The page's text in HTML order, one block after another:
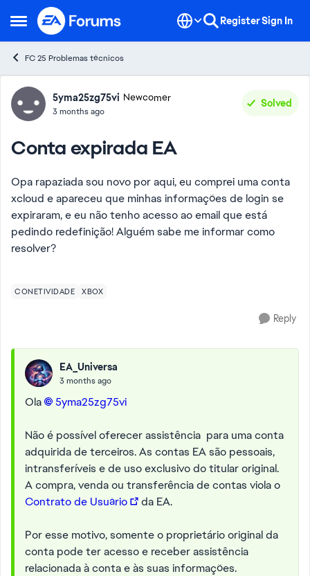
Open Side Menu
Skip to content RegisterSign In
FC 25 Problemas técnicos
Forum Discussion
5yma25zg75vi Newcomer
3 months ago
Solved
Conta expirada EA
Opa rapaziada sou novo por aqui, eu comprei uma conta
xcloud e apareceu que minhas informações de login se
expiraram, e eu não tenho acesso ao email que está
pedindo redefinição! Alguém sabe me informar como
resolver?
CONETIVIDADE XBOX
Reply
EA_Universa
3 months ago
Ola 5yma25zg75vi​
Não é possível oferecer assistência para uma conta
adquirida de terceiros. As contas EA são pessoais,
intransferíveis e de uso exclusivo do titular original.
A compra, venda ou transferência de contas viola o
Contrato de Usuário
da EA.
Por esse motivo, somente o proprietário original da
conta pode ter acesso e receber assistência
relacionada à conta e às suas informações.